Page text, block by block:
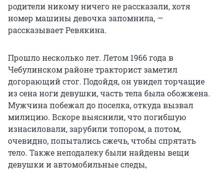
родители никому ничего не рассказали, хотя
номер машины девочка запомнила, —
рассказывает Ревякина.
Прошло несколько лет. Летом 1966 года в
Чебулинском районе тракторист заметил
догорающий стог. Подойдя, он увидел торчащие
из сена ноги девушки, часть тела была обожжена.
Мужчина побежал до поселка, откуда вызвал
милицию. Вскоре выяснили, что погибшую
изнасиловали, зарубили топором, а потом,
очевидно, попытались сжечь, чтобы спрятать
тело. Также неподалеку были найдены вещи
девушки и автомобильные следы,